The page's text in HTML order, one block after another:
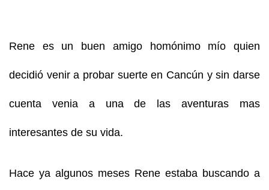
Rene es un buen amigo homónimo mío quien
decidió venir a probar suerte en Cancún y sin darse
cuenta venia a una de las aventuras mas
interesantes de su vida.
Hace ya algunos meses Rene estaba buscando a